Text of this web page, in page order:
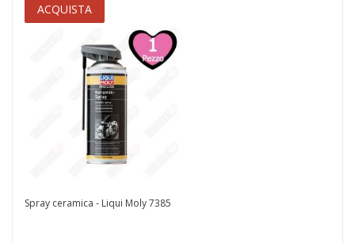
ACQUISTA
Spray ceramica - Liqui Moly 7385